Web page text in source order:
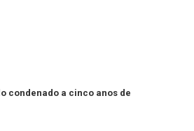
condenado a cinco anos de